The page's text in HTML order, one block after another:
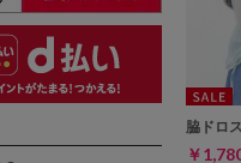
脇ドロ
￥